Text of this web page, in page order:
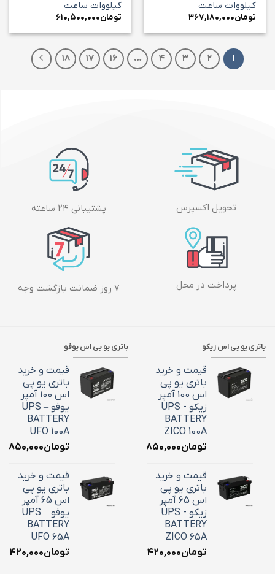
کیلووات ساعت
تومان۳۶۷,۱۸۰,۰۰۰
کیلووات ساعت
تومان۶۱۰,۵۰۰,۰۰۰
۱ ۲ ۳ ۴ … ۱۶ ۱۷ ۱۸
تحویل اکسپرس پشتیبانی ۲۴ ساعته
پرداخت در محل ۷ روز ضمانت بازگشت وجه
باتری یو پی اس زیکو
قیمت و خرید
باتری یو پی
اس 100 آمپر
زیکو - UPS
BATTERY
ZICO 100A
تومان۳۶,۸۵۰,۰۰۰
قیمت و خرید
باتری یو پی
اس 65 آمپر
زیکو - UPS
BATTERY
ZICO 65A
تومان۲۴,۴۲۰,۰۰۰
باتری یو پی اس یوفو
قیمت و خرید
باتری یو پی
اس 100 آمپر
یوفو – UPS
BATTERY
UFO 100A
تومان
قیمت و خرید
باتری یو پی
اس 65 آمپر
یوفو – UPS
BATTERY
UFO 65A
تومان